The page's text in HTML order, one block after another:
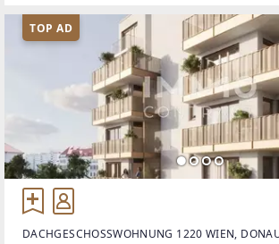
TOP AD
DACHGESCHOSSWOHNUNG 1220 WIEN,